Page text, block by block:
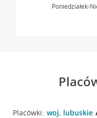
Poniedziałek-
Placówki: woj. lubuskie